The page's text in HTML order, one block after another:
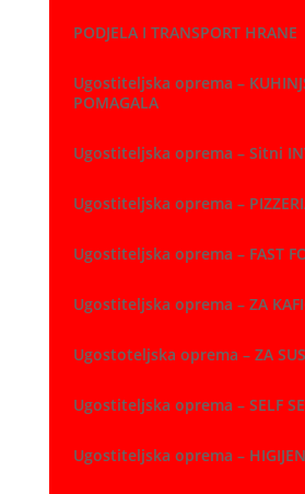
PODJELA I TRANSPORT HRANE
Ugostiteljska oprema –
POMAGALA
Ugostiteljska oprema – Sitni
Ugostiteljska oprema –
Ugostiteljska oprema – FAST
Ugostiteljska oprema – ZA
Ugostoteljska oprema – ZA
Ugostiteljska oprema – SELF
Ugostiteljska oprema –